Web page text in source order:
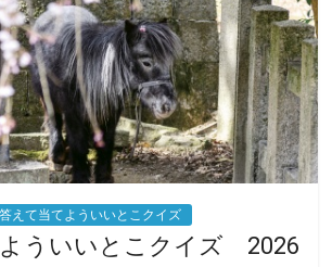
答えて当てよういいとこクイズ
ういいとこクイズ 2026